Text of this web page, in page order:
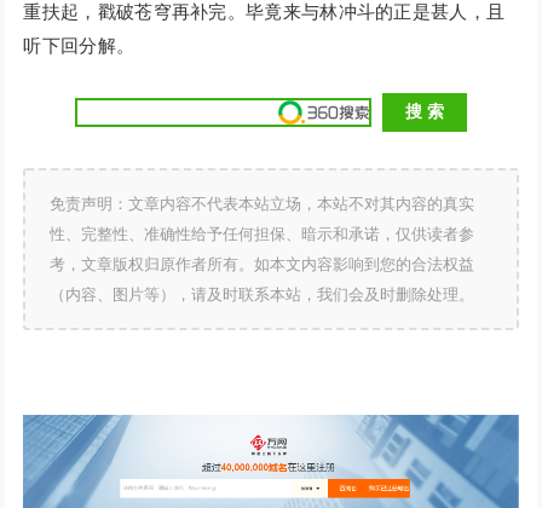
重扶起，戳破苍穹再补完。毕竟来与林冲斗的正是甚人，且
听下回分解。
免责声明：文章内容不代表本站立场，本站不对其内容的真实
性、完整性、准确性给予任何担保、暗示和承诺，仅供读者参
考，文章版权归原作者所有。如本文内容影响到您的合法权益
（内容、图片等），请及时联系本站，我们会及时删除处理。